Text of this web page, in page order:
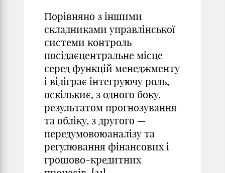
Порівняно з іншими
складниками управлінської
системи контроль
посідаєцентральне місце
серед функцій менеджменту
і відіграє інтегруючу роль,
оскількиє, з одного боку,
результатом прогнозування
та обліку, з другого —
передумовоюаналізу та
регулювання фінансових і
грошово-кредитних